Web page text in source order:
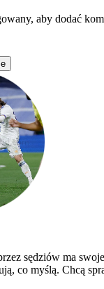
aby dodać
sędziów ma
co myślą. Chcą